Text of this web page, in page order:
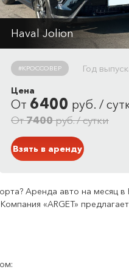
Haval Jolion
1499 см3/ 150 л/с
Привод: полный
Кузов: Кроссовер
Черный
#КРОССОВЕР Год
Цена
От 6400 руб. /
От7400руб. / сутки
Взять в аренду
Аренда авто на месяц
«ARGET»